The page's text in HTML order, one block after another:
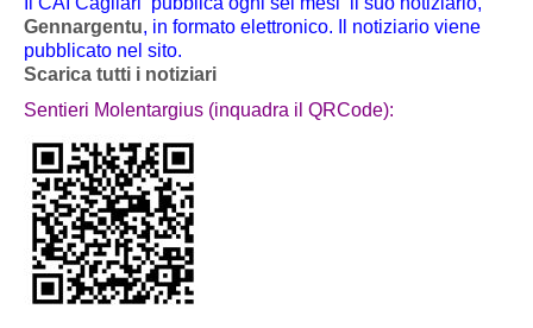
Gennargentu, in formato elettronico. Il notiziario viene
pubblicato nel sito.
Scarica tutti i notiziari
Sentieri Molentargius (inquadra il QRCode):